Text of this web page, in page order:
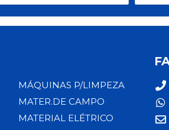
MÁQUINAS P/LIMPEZA
MATER.DE CAMPO
MATERIAL ELÉTRICO